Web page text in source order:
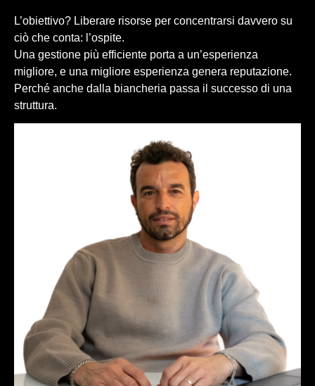
L’obiettivo? Liberare risorse per concentrarsi davvero su
ciò che conta: l’ospite.
Una gestione più efficiente porta a un’esperienza
migliore, e una migliore esperienza genera reputazione.
Perché anche dalla biancheria passa il successo di una
struttura.